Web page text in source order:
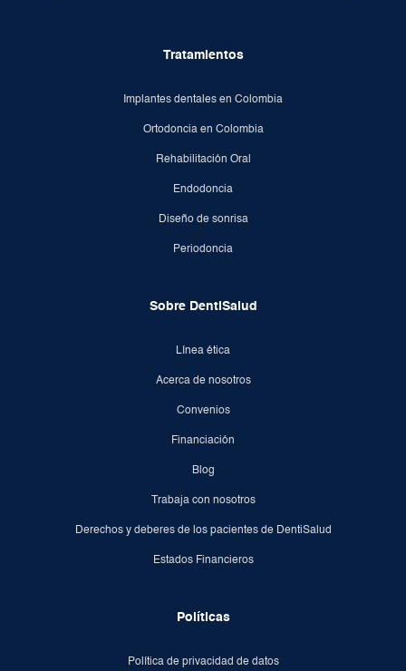
Tratamientos
Implantes dentales en Colombia
Ortodoncia en Colombia
Rehabilitación Oral
Endodoncia
Diseño de sonrisa
Periodoncia
Sobre DentiSalud
Línea ética
Acerca de nosotros
Convenios
Financiación
Blog
Trabaja con nosotros
Derechos y deberes de los pacientes de DentiSalud
Estados Financieros
Políticas
Política de privacidad de datos